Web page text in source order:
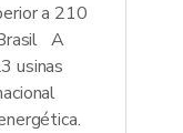
a 210
A
usinas